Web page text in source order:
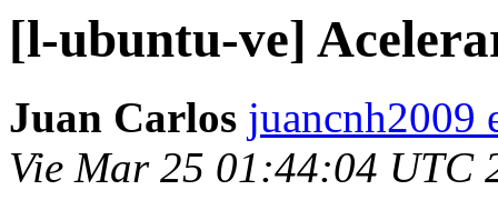
[l-ubuntu-ve]
Juan Carlos juancnh2009
Vie Mar 25 01:44:04 UTC